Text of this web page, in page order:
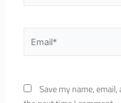
Save my name,